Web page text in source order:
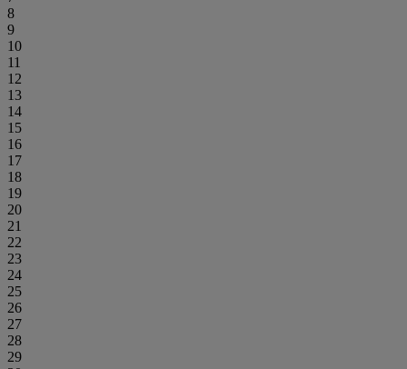
8
9
10
11
12
13
14
15
16
17
18
19
20
21
22
23
24
25
26
27
28
29